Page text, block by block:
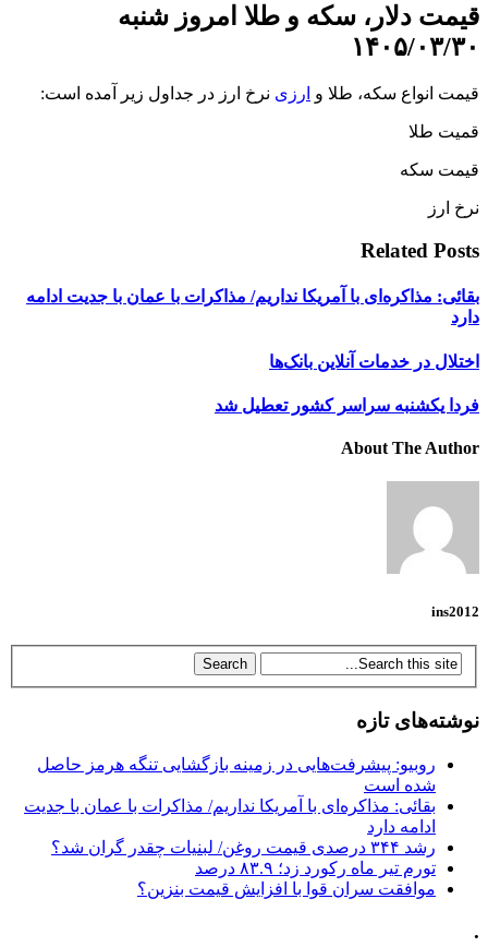
قیمت دلار، سکه و طلا امروز شنبه
۱۴۰۵/۰۳/۳۰
قیمت انواع سکه، طلا و ارزی نرخ ارز در جداول زیر آمده است:
قمیت طلا
قیمت سکه
نرخ ارز
Related Posts
بقائی: مذاکره‌ای با آمریکا نداریم/ مذاکرات با عمان با جدیت ادامه
دارد
اختلال در خدمات آنلاین بانک‌ها
فردا یکشنبه سراسر کشور تعطیل شد
About The Author
ins2012
نوشته‌های تازه
روبیو: پیشرفت‌هایی در زمینه بازگشایی تنگه هرمز حاصل
شده است
بقائی: مذاکره‌ای با آمریکا نداریم/ مذاکرات با عمان با جدیت
ادامه دارد
رشد ۳۴۴ درصدی قیمت روغن/ لبنیات چقدر گران شد؟
تورم تیر ماه رکورد زد؛ ۸۳.۹ درصد
موافقت سران قوا با افزایش قیمت بنزین؟
.